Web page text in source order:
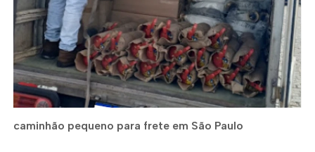
caminhão pequeno para frete em São Paulo